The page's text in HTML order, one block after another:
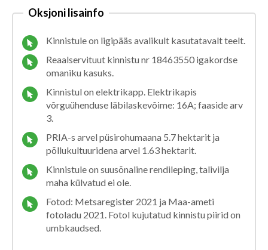
Oksjoni lisainfo
Kinnistule on ligipääs avalikult kasutatavalt teelt.
Reaalservituut kinnistu nr 18463550 igakordse
omaniku kasuks.
Kinnistul on elektrikapp. Elektrikapis
võrguühenduse läbilaskevõime: 16A; faaside arv
3.
PRIA-s arvel püsirohumaana 5.7 hektarit ja
põllukultuuridena arvel 1.63 hektarit.
Kinnistule on suusõnaline rendileping, talivilja
maha külvatud ei ole.
Fotod: Metsaregister 2021 ja Maa-ameti
fotoladu 2021. Fotol kujutatud kinnistu piirid on
umbkaudsed.